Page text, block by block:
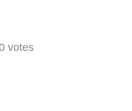
votes